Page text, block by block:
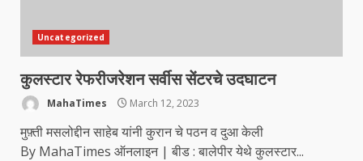
Uncategorized
कुलस्टार रेफरीजरेशन सर्वीस सेंटरचे उदघाटन
MahaTimes March 12, 2023
मुफ़्ती मसलोद्दीन साहेब यांनी कुरान चे पठन व दुआ केली
By MahaTimes ऑनलाइन | बीड : बालेपीर येथे कुलस्टार...